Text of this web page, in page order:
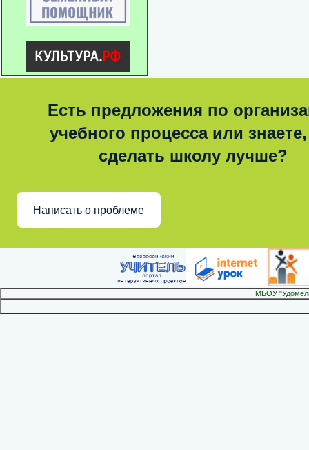
Есть предложения по
учебного процесса или знаете,
сделать школу лучше?
Написать о проблеме
МБОУ